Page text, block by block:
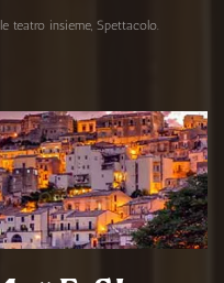
teatro insieme, Spettacolo.